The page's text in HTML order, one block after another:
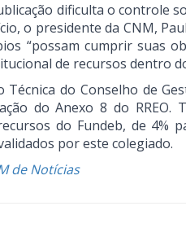
dificulta o controle
o presidente da CNM,
“possam cumprir suas
de recursos dentro
Técnica do Conselho de
do Anexo 8 do
do Fundeb, de 4%
por este colegiado.
de Notícias